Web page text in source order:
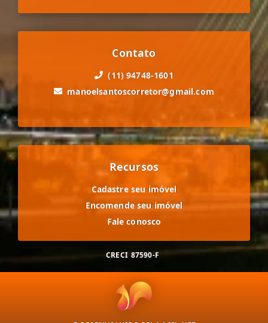
Contato
(11) 94748-1601
manoelsantoscorretor@gmail.com
Recursos
Cadastre seu imóvel
Encomende seu imóvel
Fale conosco
CRECI 87590-F